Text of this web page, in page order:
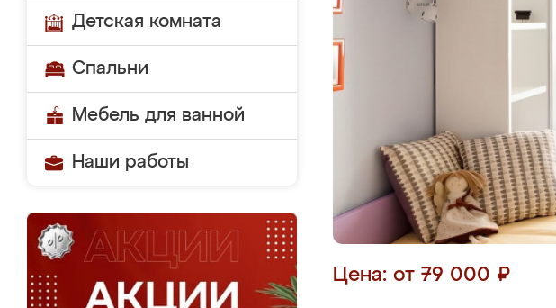
Детская комната
Спальни
Мебель для ванной
Наши работы
Цена: от 79 000 ₽